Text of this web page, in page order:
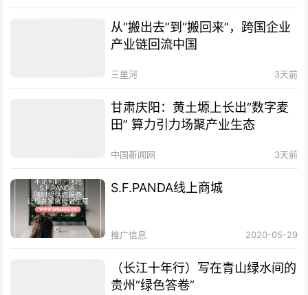
从“搬出去”到“搬回来”，跨国企业
产业链回流中国
三里河 3天前
甘肃庆阳：黄土塬上长出“数字麦
田” 算力引力场聚产业生态
中国新闻网 3天前
S.F.PANDA线上商城
推广信息 2020-05-29
（长江十年行）写在青山绿水间的
贵州“绿色答卷”